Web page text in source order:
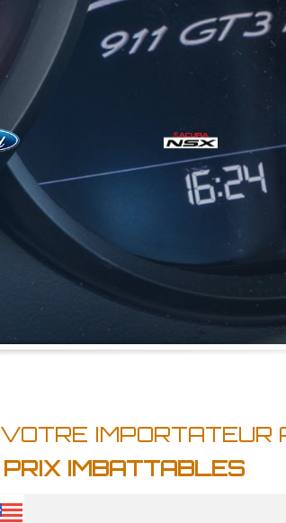
IMPORTATEUR
PRIX IMBATTABLES